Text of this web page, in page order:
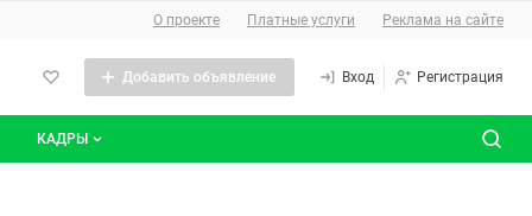
О сайте
О проекте Платные услуги Реклама на сайте
Добавить объявление Вход Регистрация
КАДРЫ